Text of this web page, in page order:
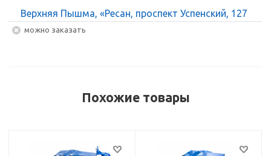
Верхняя Пышма, «Ресан, проспект Успенский, 127
Можно заказать
Похожие товары